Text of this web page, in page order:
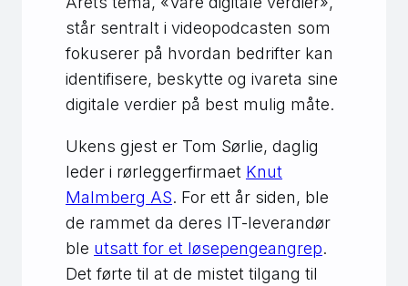
står sentralt i videopodcasten som
fokuserer på hvordan bedrifter kan
identifisere, beskytte og ivareta sine
digitale verdier på best mulig måte.
Ukens gjest er Tom Sørlie, daglig
leder i rørleggerfirmaet Knut
Malmberg AS. For ett år siden, ble
de rammet da deres IT-leverandør
ble utsatt for et løsepengeangrep.
Det førte til at de mistet tilgang til